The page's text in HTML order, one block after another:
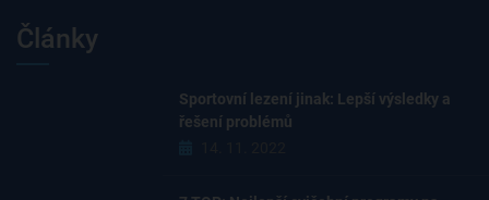
Články
Sportovní lezení jinak: Lepší výsledky a
řešení problémů